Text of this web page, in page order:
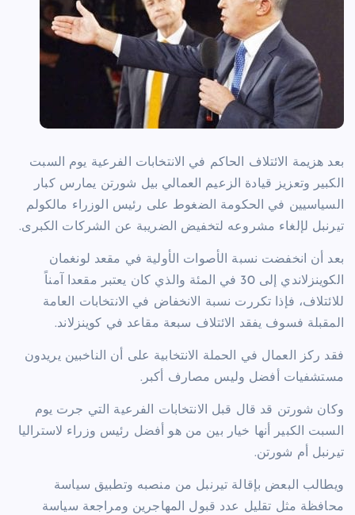
بعد هزيمة الائتلاف الحاكم في الانتخابات الفرعية يوم السبت
الكبير وتعزيز قيادة الزعيم العمالي بيل شورتن يمارس كبار
السياسيين في الحكومة الضغوط على رئيس الوزراء مالكولم
تيرنبل لإلغاء مشروعه لتخفيض الضريبة عن الشركات الكبرى.
بعد أن انخفضت نسبة الأصوات الأولية في مقعد لونغمان
الكوينزلاندي إلى 30 في المئة والذي كان يعتبر مقعدا آمناً
للائتلاف، فإذا تكررت نسبة الانخفاض في الانتخابات العامة
المقبلة فسوف يفقد الائتلاف سبعة مقاعد في كوينزلاند.
فقد ركز العمال في الحملة الانتخابية على أن الناخبين يريدون
مستشفيات أفضل وليس مصارف أكبر.
وكان شورتن قد قال قبل الانتخابات الفرعية التي جرت يوم
السبت الكبير أنها خيار بين من هو أفضل رئيس وزراء لاستراليا
تيرنبل أم شورتن.
ويطالب البعض بإقالة تيرنبل من منصبه وتطبيق سياسة
محافظة مثل تقليل عدد قبول المهاجرين ومراجعة سياسة